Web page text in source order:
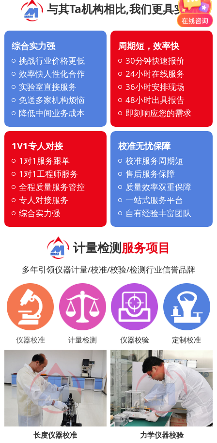
与其Ta机构相比,我们更具实力
综合实力强
挑战行业价格更低
效率快人性化合作
实验室直接服务
免送多家机构烦恼
降低中间业务成本
周期短，效率快
30分钟快速报价
24小时在线服务
36小时安排现场
48小时出具报告
即刻响应您的需求
1V1专人对接
1对1服务跟单
1对1工程师服务
全程质量服务管控
专人对接服务
综合实力强
校准无忧保障
校准服务周期短
售后服务保障
质量效率双重保障
一站式服务平台
自有经验丰富团队
计量检测服务项目
多年引领仪器计量/校准/校验/检测行业信誉品牌
仪器校准 计量检测 仪器校验 定制校准
长度仪器校准 力学仪器校验